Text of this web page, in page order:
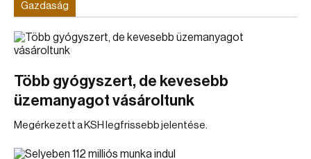
Gazdaság
Több gyógyszert, de kevesebb
üzemanyagot vásároltunk
Megérkezett a KSH legfrissebb jelentése.